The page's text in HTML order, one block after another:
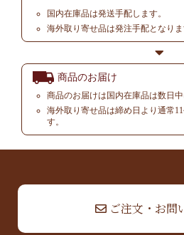
国内在庫品は発送手配します。
海外取り寄せ品は発注手配となりま
商品のお届け
商品のお届けは国内在庫品は数日中
海外取り寄せ品は締め日より通常
す。
ご注文・お問